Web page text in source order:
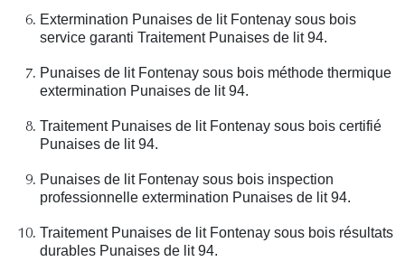
Extermination Punaises de lit Fontenay sous bois
service garanti Traitement Punaises de lit 94.
Punaises de lit Fontenay sous bois méthode thermique
extermination Punaises de lit 94.
Traitement Punaises de lit Fontenay sous bois certifié
Punaises de lit 94.
Punaises de lit Fontenay sous bois inspection
professionnelle extermination Punaises de lit 94.
Traitement Punaises de lit Fontenay sous bois résultats
durables Punaises de lit 94.